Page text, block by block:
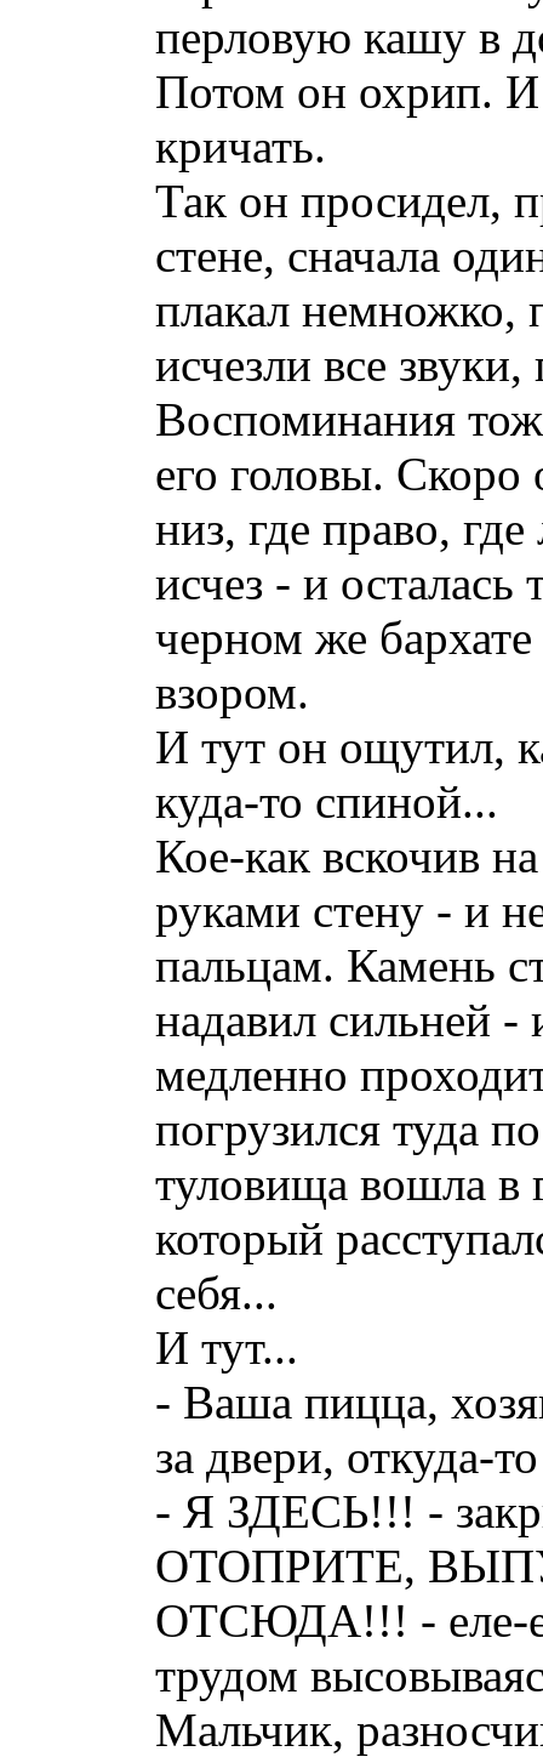
перловую кашу в
Потом он охрип.
кричать.
Так он просидел,
стене, сначала
плакал немножко,
исчезли все
Воспоминания
его головы. Скоро
низ, где право,
исчез - и осталась
черном же
взором.
И тут он ощутил,
куда-то спиной...
Кое-как вскочив
руками стену - и
пальцам. Камень
надавил сильней -
медленно
погрузился туда
туловища вошла в
который
себя...
И тут...
- Ваша пицца,
за двери, откуда-
- Я ЗДЕСЬ!!! -
ОТОПРИТЕ,
ОТСЮДА!!! - еле-
трудом
Мальчик,